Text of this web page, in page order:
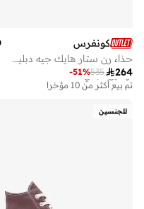
كونفرس
حذاء رن ستار هايك جيه دبليو ايه
264
535
-51%
توصيل مجاني
تم بيع أكثر من 10 مؤخرا
للجنسين